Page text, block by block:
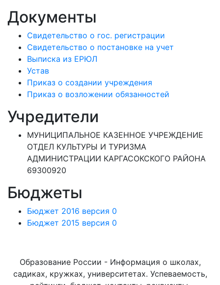
Документы
Свидетельство о гос. регистрации
Свидетельство о постановке на учет
Выписка из ЕРЮЛ
Устав
Приказ о создании учреждения
Приказ о возложении обязанностей
Учредители
МУНИЦИПАЛЬНОЕ КАЗЕННОЕ УЧРЕЖДЕНИЕ
ОТДЕЛ КУЛЬТУРЫ И ТУРИЗМА
АДМИНИСТРАЦИИ КАРГАСОКСКОГО РАЙОНА
69300920
Бюджеты
Бюджет 2016 версия 0
Бюджет 2015 версия 0
Образование России - Информация о школах,
садиках, кружках, университетах. Успеваемость,